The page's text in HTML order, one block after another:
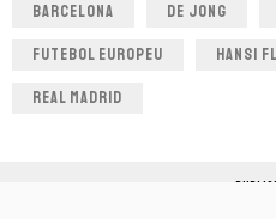
BARCELONA DE JONG
FUTEBOL EUROPEU HANSI
REAL MADRID